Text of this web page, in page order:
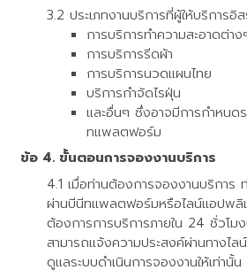
ประเภทงานบริการที่ผู้ให้บริการอิ
การบริการทำความสะอาดต่าง
การบริการรีดผ้า
การบริการนวดแผนไทย
บริการกำจัดไรฝุ่น
และอื่นๆ ซึ่งอาจมีการกำหนดร
ทแพลตฟอร์ม
ขั้นตอนการจองงานบริการ
เมื่อท่านต้องการจองงานบริการ
ผ่านบีนีทแพลตฟอร์มหรือไลน์แอปพลิ
ต้องการการบริการภายใน 24 ชั่วโ
สามารถแจ้งความประสงค์ผ่านทางไ
ดูแลระบบดำเนินการจองงานให้เท่านั้